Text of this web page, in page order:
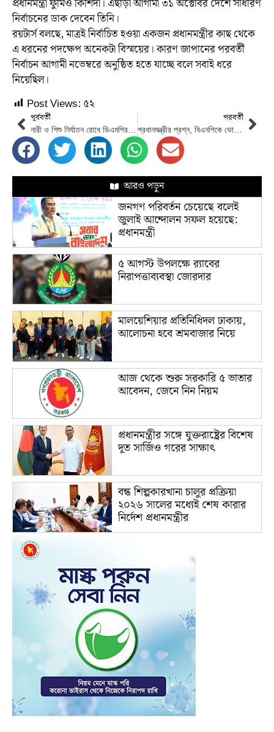
নির্বাচনের ডাক দেবেন তিনি।
রয়টার্স বলছে, মাত্রই নির্বাচিত হওয়া একজন প্রধানমন্ত্রীর কাছ থেকে
এ ধরনের পদক্ষেপ অনেকটা বিস্ময়ের। কারণ জাপানের পরবর্তী
নির্বাচন আগামী নভেম্বরে অনুষ্ঠিত হতে যাচ্ছে বলে সবাই ধরে
নিয়েছিল।
Post Views: ৫২
পূর্ববর্তী পরবর্তী
প্রধানমন্ত্রীর প্রশ্ন, বিএনপিকে ভোট দেবে কে
আরও পড়ুন
জনগণ পরিবর্তন চেয়েছে বলেই
জুলাই আন্দোলন সফল হয়েছে:
প্রধানমন্ত্রী
৫ আগস্ট উপলক্ষে র‌্যাবের
নিরাপত্তাব্যবস্থা জোরদার
মালয়েশিয়ার প্রতিনিধিদল ঢাকায়,
আলোচনা হবে শ্রমবাজার নিয়ে
আজ থেকে শুরু সরকারি ৫ ভাতার
আবেদন, জেনে নিন নিয়ম
প্রধানমন্ত্রীর সঙ্গে যুক্তরাষ্ট্রের বিশেষ
দূত সার্জিও গরের সাক্ষাৎ
বন্ধ শিল্পকারখানা চালুর প্রক্রিয়া
২০২৬ সালের মধ্যেই শেষ কারার
নির্দেশ প্রধানমন্ত্রীর